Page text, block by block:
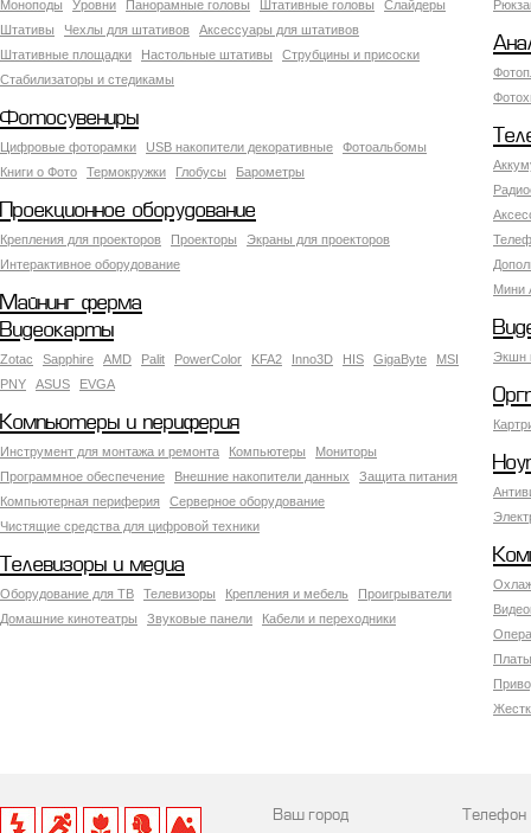
Моноподы Уровни Панорамные головы Штативные головы
Слайдеры
Штативы
Чехлы для штативов
Аксессуары для штативов
Штативные площадки
Настольные штативы
Струбцины и присоски
Стабилизаторы и стедикамы
Фотосувениры
Цифровые фоторамки USB накопители декоративные
Фотоальбомы
Книги о Фото
Термокружки Глобусы Барометры
Мини
Проекционное оборудование
Крепления для проекторов Проекторы
Экраны для проекторов
Интерактивное оборудование
Майнинг ферма
Экшн
Видеокарты
Zotac Sapphire AMD Palit PowerColor KFA2 Inno3D HIS GigaByte
MSI
PNY
ASUS EVGA
Компьютеры и периферия
Инструмент для монтажа и ремонта Компьютеры
Мониторы
Программное обеспечение
Внешние накопители данных
Защита питания
Компьютерная периферия
Серверное оборудование
Чистящие средства для цифровой техники
Телевизоры и медиа
Оборудование для ТВ Телевизоры Крепления и мебель
Проигрыватели
Домашние кинотеатры
Звуковые панели Кабели и переходники
Ваш город Телефон